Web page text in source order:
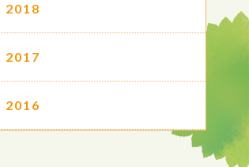
2018
2017
2016